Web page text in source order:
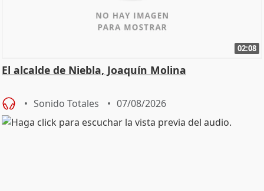
02:08
El alcalde de Niebla, Joaquín Molina
Sonido Totales 07/08/2026